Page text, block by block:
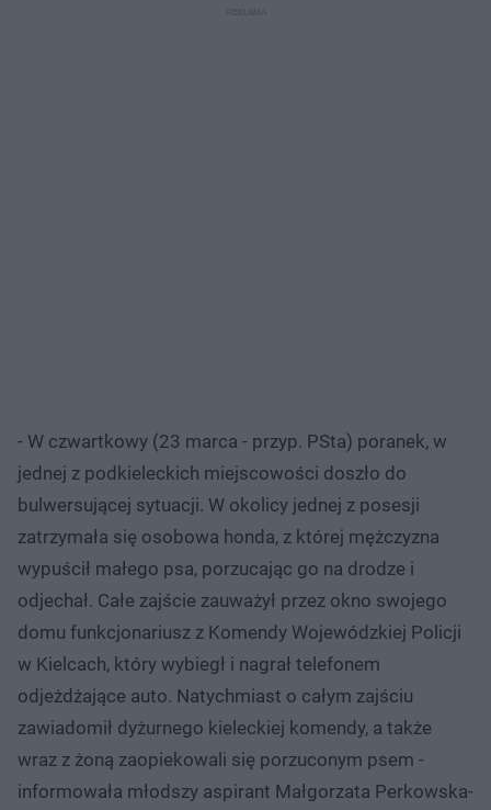
- W czwartkowy (23 marca - przyp. PSta) poranek, w
jednej z podkieleckich miejscowości doszło do
bulwersującej sytuacji. W okolicy jednej z posesji
zatrzymała się osobowa honda, z której mężczyzna
wypuścił małego psa, porzucając go na drodze i
odjechał. Całe zajście zauważył przez okno swojego
domu funkcjonariusz z Komendy Wojewódzkiej Policji
w Kielcach, który wybiegł i nagrał telefonem
odjeżdżające auto. Natychmiast o całym zajściu
zawiadomił dyżurnego kieleckiej komendy, a także
wraz z żoną zaopiekowali się porzuconym psem -
informowała młodszy aspirant Małgorzata Perkowska-